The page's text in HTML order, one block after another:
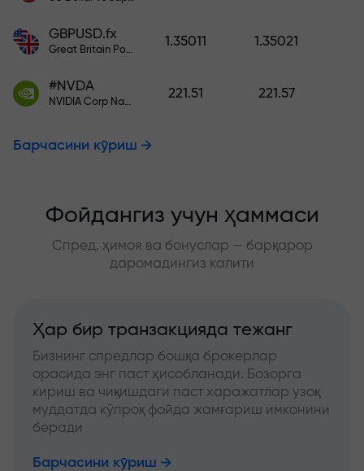
GBPUSD.fx
Great Britain Pound vs US Dollar
1.35011 1.35021
#NVDA
NVIDIA Corp Nasdaq Stock Exchange (Nasdaq) USD
221.51 221.57
Барчасини кўриш
Фойдангиз учун ҳаммаси
Спред, ҳимоя ва бонуслар — барқарор
даромадингиз калити
Ҳар бир транзакцияда тежанг
Бизнинг спредлар бошқа брокерлар
орасида энг паст ҳисобланади. Бозорга
кириш ва чиқишдаги паст харажатлар узоқ
муддатда кўпроқ фойда жамғариш имконини
беради
Барчасини кўриш